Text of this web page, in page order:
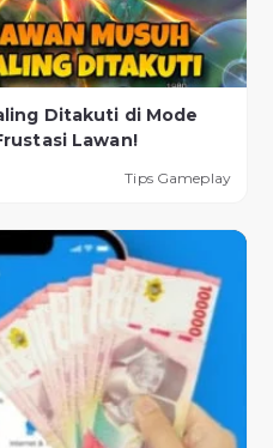
Ditakuti di Mode
Lawan!
Tips Gameplay